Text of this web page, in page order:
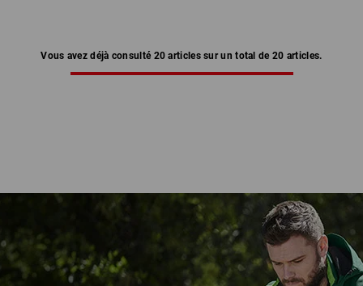
Vous avez déjà consulté 20 articles sur un total de 20 articles.